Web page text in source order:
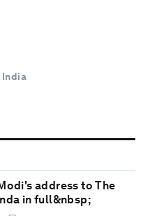
India
address to The
in full&nbsp;